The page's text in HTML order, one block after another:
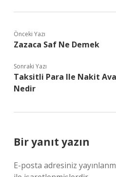
Önceki Yazı
Zazaca Saf Ne Demek
Sonraki Yazı
Taksitli Para Ile Nakit
Nedir
Bir yanıt yazın
E-posta adresiniz